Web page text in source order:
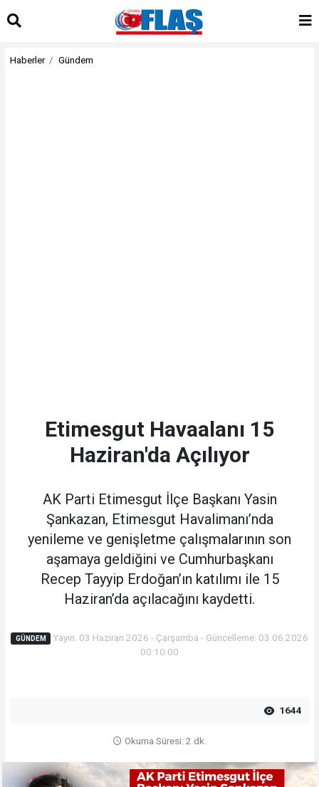
Haberler Gündem
Etimesgut Havaalanı 15
Haziran'da Açılıyor
AK Parti Etimesgut İlçe Başkanı Yasin
Şankazan, Etimesgut Havalimanı’nda
yenileme ve genişletme çalışmalarının son
aşamaya geldiğini ve Cumhurbaşkanı
Recep Tayyip Erdoğan’ın katılımı ile 15
Haziran’da açılacağını kaydetti.
GÜNDEM
Yayın: 03 Haziran 2026 - Çarşamba - Güncelleme: 03.06.2026
00:10:00
1644
Okuma Süresi: 2 dk.